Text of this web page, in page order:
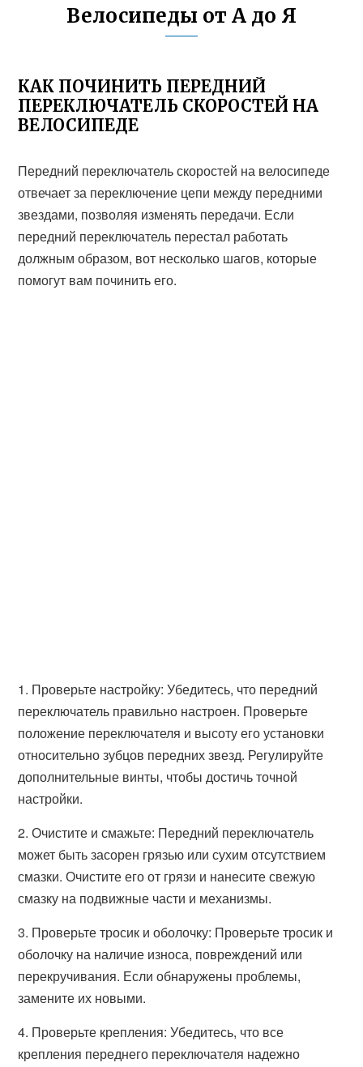
Велосипеды от А до Я
КАК ПОЧИНИТЬ ПЕРЕДНИЙ
ПЕРЕКЛЮЧАТЕЛЬ СКОРОСТЕЙ НА
ВЕЛОСИПЕДЕ
Передний переключатель скоростей на велосипеде
отвечает за переключение цепи между передними
звездами, позволяя изменять передачи. Если
передний переключатель перестал работать
должным образом, вот несколько шагов, которые
помогут вам починить его.
1. Проверьте настройку: Убедитесь, что передний
переключатель правильно настроен. Проверьте
положение переключателя и высоту его установки
относительно зубцов передних звезд. Регулируйте
дополнительные винты, чтобы достичь точной
настройки.
2. Очистите и смажьте: Передний переключатель
может быть засорен грязью или сухим отсутствием
смазки. Очистите его от грязи и нанесите свежую
смазку на подвижные части и механизмы.
3. Проверьте тросик и оболочку: Проверьте тросик и
оболочку на наличие износа, повреждений или
перекручивания. Если обнаружены проблемы,
замените их новыми.
4. Проверьте крепления: Убедитесь, что все
крепления переднего переключателя надежно